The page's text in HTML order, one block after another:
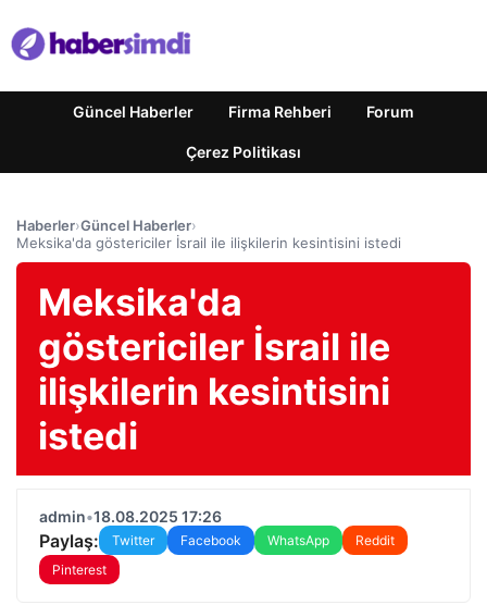
Güncel Haberler Firma Rehberi Forum
Çerez Politikası
Haberler›Güncel Haberler›
Meksika'da göstericiler İsrail ile ilişkilerin kesintisini istedi
Meksika'da
göstericiler İsrail ile
ilişkilerin kesintisini
istedi
admin•18.08.2025 17:26
Paylaş: Twitter Facebook WhatsApp
Reddit
Pinterest